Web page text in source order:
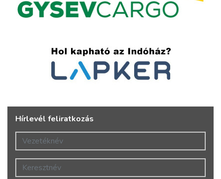
Hírlevél feliratkozás
Vezetéknév
Keresztnév